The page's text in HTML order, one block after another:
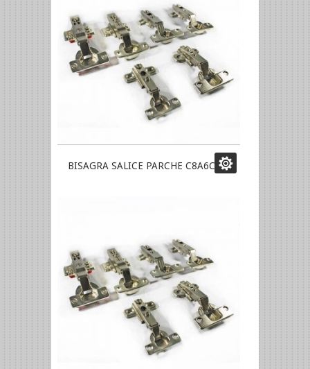
BISAGRA SALICE PARCHE C8A6C99